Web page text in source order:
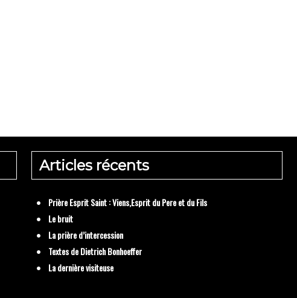
de Dietrich
Articles récents
Prière Esprit Saint : Viens,Esprit du Pere et du Fils
Le bruit
La prière d’intercession
Textes de Dietrich Bonhoeffer
La dernière visiteuse